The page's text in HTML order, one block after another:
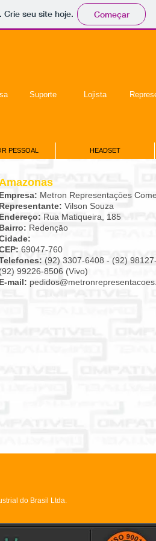
. Crie seu site hoje. Começar
Suporte Lojista
PESSOAL HEADSET
do Brasil Ltda.
Empresa: Metron Representaçōes
Representante: Vilson Souza
Endereço: Rua Matiqueira, 185
Bairro: Redençāo
69047-760
(92) 3307-6408 - (92)
(92) 99226-8506 (Vivo)
E-mail: